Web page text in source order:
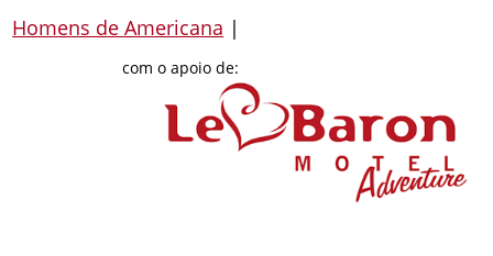
Homens de Americana |
com o apoio de: